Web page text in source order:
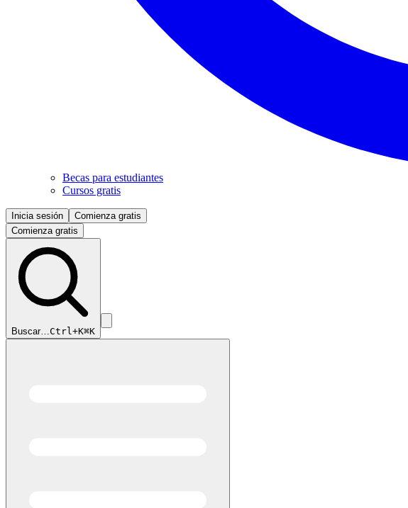
Becas para estudiantes
Cursos gratis
Inicia sesión
Comienza gratis
Comienza gratis
Buscar…Ctrl+K⌘K